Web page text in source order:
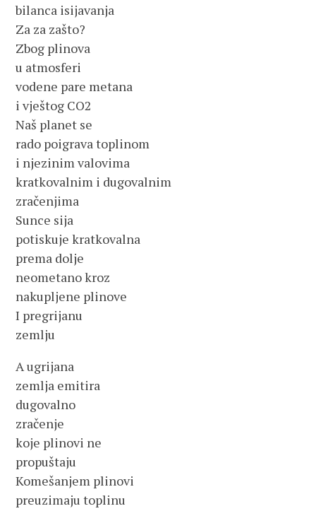
bilanca isijavanja
Za za zašto?
Zbog plinova
u atmosferi
vodene pare metana
i vještog CO2
Naš planet se
rado poigrava toplinom
i njezinim valovima
kratkovalnim i dugovalnim
zračenjima
Sunce sija
potiskuje kratkovalna
prema dolje
neometano kroz
nakupljene plinove
I pregrijanu
zemlju
A ugrijana
zemlja emitira
dugovalno
zračenje
koje plinovi ne
propuštaju
Komešanjem plinovi
preuzimaju toplinu